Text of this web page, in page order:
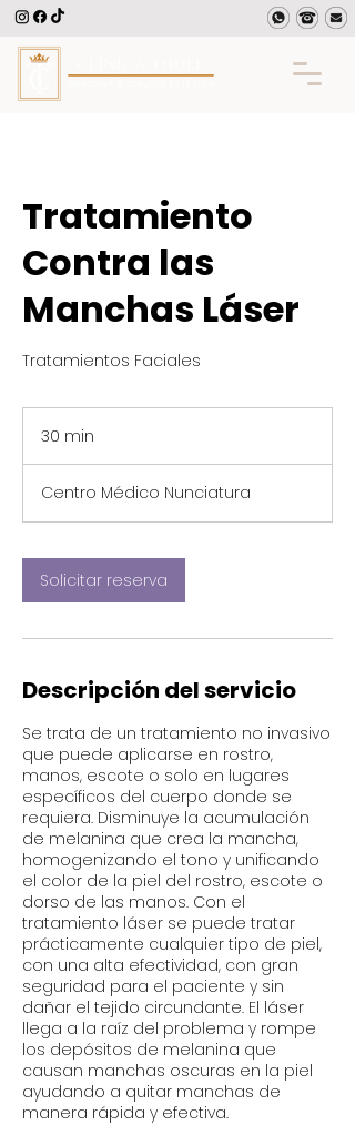
Tratamiento
Contra las
Manchas Láser
Tratamientos Faciales
30 min
m
i
Centro Médico Nunciatura
Solicitar reserva
Descripción del servicio
Se trata de un tratamiento no invasivo
que puede aplicarse en rostro,
manos, escote o solo en lugares
específicos del cuerpo donde se
requiera. Disminuye la acumulación
de melanina que crea la mancha,
homogenizando el tono y unificando
el color de la piel del rostro, escote o
dorso de las manos. Con el
tratamiento láser se puede tratar
prácticamente cualquier tipo de piel,
con una alta efectividad, con gran
seguridad para el paciente y sin
dañar el tejido circundante. El láser
llega a la raíz del problema y rompe
los depósitos de melanina que
causan manchas oscuras en la piel
ayudando a quitar manchas de
manera rápida y efectiva.